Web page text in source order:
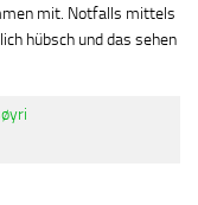
mit. Notfalls mittels
hübsch und das sehen